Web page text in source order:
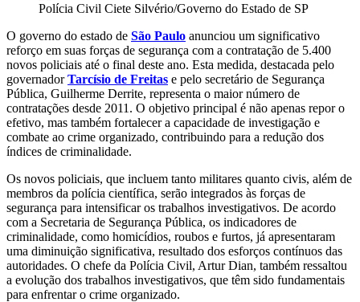
Polícia Civil Ciete Silvério/Governo do Estado de SP
O governo do estado de São Paulo anunciou um significativo
reforço em suas forças de segurança com a contratação de 5.400
novos policiais até o final deste ano. Esta medida, destacada pelo
governadorTarcísio de Freitas e pelo secretário de Segurança
Pública, Guilherme Derrite, representa o maior número de
contratações desde 2011. O objetivo principal é não apenas repor o
efetivo, mas também fortalecer a capacidade de investigação e
combate ao crime organizado, contribuindo para a redução dos
índices de criminalidade.
Os novos policiais, que incluem tanto militares quanto civis, além de
membros da polícia científica, serão integrados às forças de
segurança para intensificar os trabalhos investigativos. De acordo
com a Secretaria de Segurança Pública, os indicadores de
criminalidade, como homicídios, roubos e furtos, já apresentaram
uma diminuição significativa, resultado dos esforços contínuos das
autoridades. O chefe da Polícia Civil, Artur Dian, também ressaltou
a evolução dos trabalhos investigativos, que têm sido fundamentais
para enfrentar o crime organizado.